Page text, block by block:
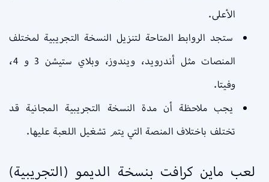
الأعلى.
ستجد الروابط المتاحة لتنزيل النسخة التجريبية لمختلف
المنصات مثل أندرويد، ويندوز، وبلاي ستيشن 3 و 4،
وفيتا.
يجب ملاحظة أن مدة النسخة التجريبية المجانية قد
تختلف باختلاف المنصة التي يتم تشغيل اللعبة عليها.
لعب ماين كرافت بنسخة الديمو (التجريبية)